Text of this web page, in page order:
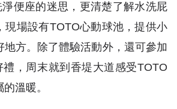
便座的迷思，更清楚了解水洗屁
現場設有TOTO心動球池，提供小
地方。除了體驗活動外，還可參加
，周末就到香堤大道感受TOTO
溫暖。